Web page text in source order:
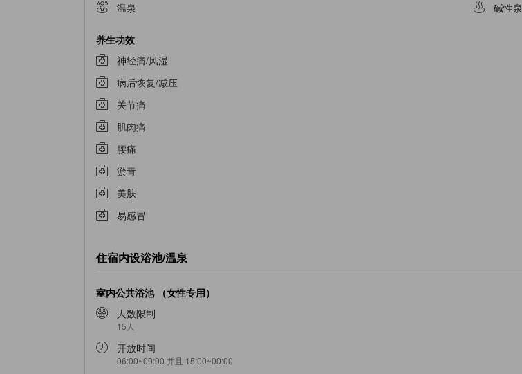
温泉
养生功效
神经痛/风湿
病后恢复/减压
关节痛
肌肉痛
腰痛
淤青
美肤
易感冒
碱性泉
住宿内设浴池/温泉
室内公共浴池 （女性专用）
人数限制
15人
开放时间
06:00~09:00 并且 15:00~00:00